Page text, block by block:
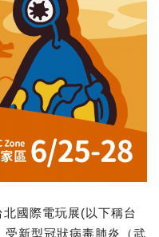
國際電玩展(以下稱台
新型冠狀病毒肺炎（武